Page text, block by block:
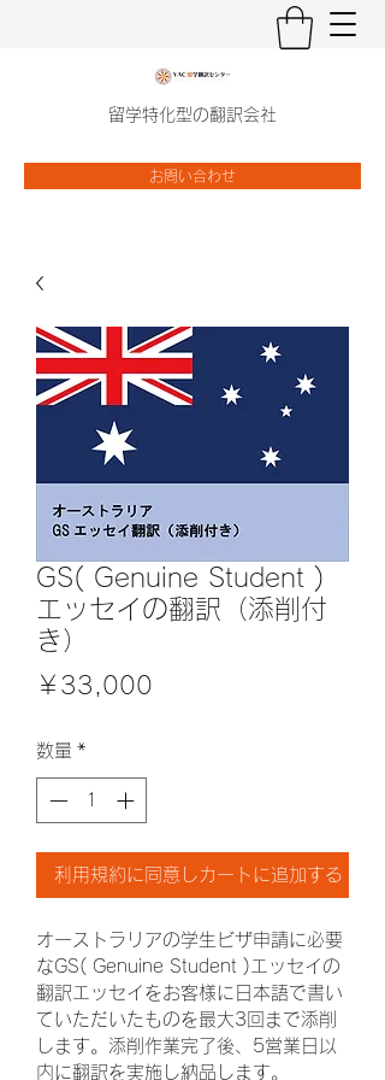
留学特化型の翻訳会社
お問い合わせ
GS( Genuine Student )
エッセイの翻訳（添削付
き）
￥33,000
数量 *
利用規約に同意しカートに追加する
オーストラリアの学生ビザ申請に必要
なGS( Genuine Student )エッセイの
翻訳エッセイをお客様に日本語で書い
ていただいたものを最大3回まで添削
します。添削作業完了後、5営業日以
内に翻訳を実施し納品します。